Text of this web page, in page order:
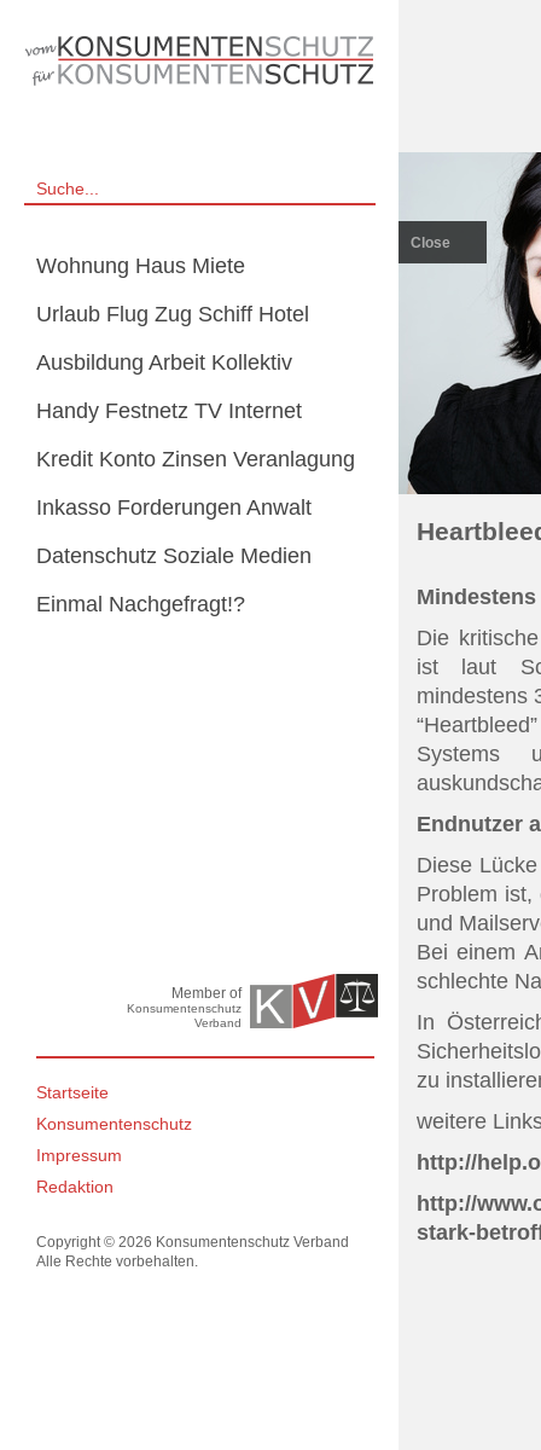
Wohnung Haus Miete
Urlaub Flug Zug Schiff Hotel
Ausbildung Arbeit Kollektiv
Handy Festnetz TV Internet
Kredit Konto Zinsen Veranlagung
Inkasso Forderungen Anwalt
Datenschutz Soziale Medien
Einmal Nachgefragt!?
Member of
Konsumentenschutz
Verband
Startseite
Konsumentenschutz
Impressum
Redaktion
Copyright © 2026 Konsumentenschutz Verband
Alle Rechte vorbehalten.
Close
Die
ist laut
mindestens
Systems
Endnutzer
Diese
Problem
und
Bei einem
schlechte
In
zu
weitere
http://
http://
stark-